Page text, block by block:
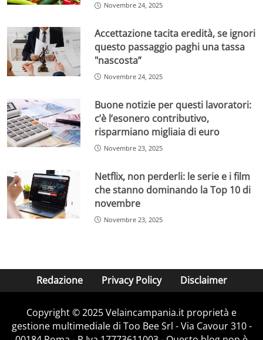
Novembre 24, 2025
Accettazione tacita eredità, se ignori
questo passaggio paghi una tassa
"nascosta”
Novembre 24, 2025
Buone notizie per questi lavoratori:
c’è l’esonero contributivo,
risparmiano migliaia di euro
Novembre 23, 2025
Netflix, non perderli: le serie e i film
che stanno dominando la Top 10 di
novembre
Novembre 23, 2025
Redazione Privacy Policy Disclaimer
Copyright © 2025 Velaincampania.it proprietà e
gestione multimediale di Too Bee Srl - Via Cavour 310 -